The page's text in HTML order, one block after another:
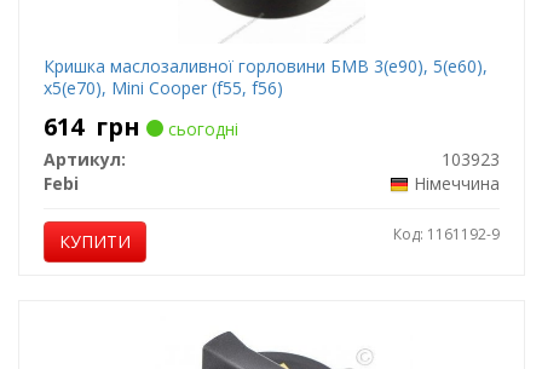
Кришка маслозаливної горловини БМВ 3(е90), 5(е60),
х5(е70), Mini Cooper (f55, f56)
614 грн
сьогодні
Артикул:
103923
Febi
Німеччина
КУПИТИ Код: 1161192-9